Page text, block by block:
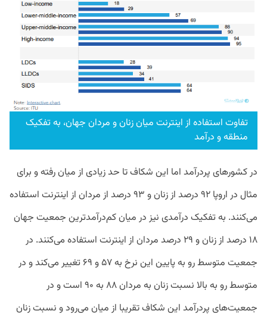
تفاوت استفاده از اینترنت میان زنان و مردان جهان، به تفکیک
منطقه و درآمد
در کشور‌های پردرآمد اما این شکاف تا حد زیادی از میان رفته و برای
مثال در اروپا ۹۲ درصد از زنان و ۹۳ درصد از مردان از اینترنت استفاده
می‌کنند. به تفکیک درآمدی نیز در میان کم‌درآمد‌ترین جمعیت جهان
۱۸ درصد از زنان و ۲۹ درصد مردان از اینترنت استفاده می‌کنند. در
جمعیت متوسط رو به پایین این نرخ به ۵۷ و ۶۹ تغییر می‌کند و در
متوسط رو به بالا نسبت زنان به مردان ۸۸ به ۹۰ است و در
جمعیت‌های پردرآمد این شکاف تقریبا از میان می‌رود و نسبت زنان